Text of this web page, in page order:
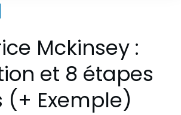
Mckinsey :
et 8 étapes
(+ Exemple)